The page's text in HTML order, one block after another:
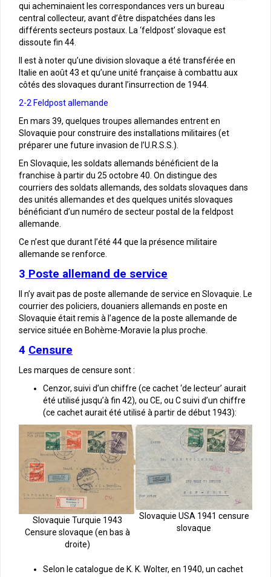
qui acheminaient les correspondances vers un bureau
central collecteur, avant d’être dispatchées dans les
différents secteurs postaux. La ‘feldpost’ slovaque est
dissoute fin 44.
Il est à noter qu’une division slovaque a été transférée en
Italie en août 43 et qu’une unité française à combattu aux
côtés des slovaques durant l’insurrection de 1944.
2-2 Feldpost allemande
En mars 39, quelques troupes allemandes entrent en
Slovaquie pour construire des installations militaires (et
préparer une future invasion de l’U.R.S.S.).
En Slovaquie, les soldats allemands bénéficient de la
franchise à partir du 25 octobre 40. On distingue des
courriers des soldats allemands, des soldats slovaques dans
des unités allemandes et des quelques unités slovaques
bénéficiant d’un numéro de secteur postal de la feldpost
allemande.
Ce n’est que durant l’été 44 que la présence militaire
allemande se renforce.
3 Poste allemand de service
Il n’y avait pas de poste allemande de service en Slovaquie. Le
courrier des policiers, douaniers allemands en poste en
Slovaquie était remis à l’agence de la poste allemande de
service située en Bohème-Moravie la plus proche.
4 Censure
Les marques de censure sont :
Cenzor, suivi d’un chiffre (ce cachet ‘de lecteur’ aurait
été utilisé jusqu’à fin 42), ou CE, ou C suivi d’un chiffre
(ce cachet aurait été utilisé à partir de début 1943):
Slovaquie Turquie 1943
Censure slovaque (en bas à
droite)
Slovaquie USA 1941 censure
slovaque
Selon le catalogue de K. K. Wolter, en 1940, un cachet